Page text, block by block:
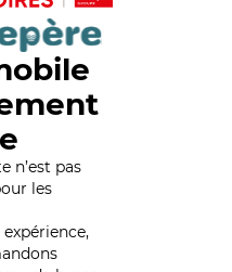
n’est pas
les